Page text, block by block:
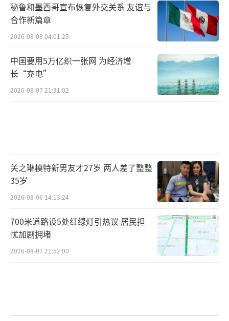
秘鲁和墨西哥宣布恢复外交关系 友谊与
合作新篇章
2026-08-08 04:01:25
中国要用5万亿织一张网 为经济增
长“充电”
2026-08-07 21:31:02
关之琳模特新男友才27岁 两人差了整整
35岁
2026-08-06 14:13:24
700米道路设5处红绿灯引热议 居民担
忧加剧拥堵
2026-08-07 21:52:00